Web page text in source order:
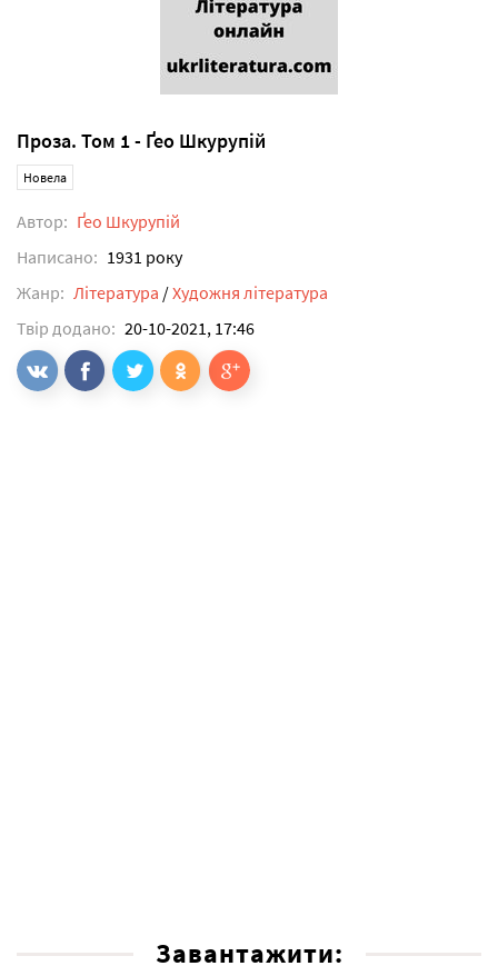
Проза. Том 1 - Ґео Шкурупій
Новела
Автор: Ґео Шкурупій
Написано: 1931 року
Жанр: Література /Художня література
Твір додано: 20-10-2021, 17:46
Завантажити: